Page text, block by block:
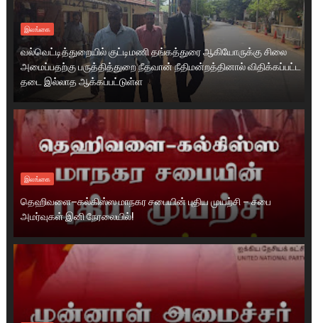
இலங்கை
வல்வெட்டித்துறையில் குட்டிமணி தங்கத்துரை ஆகியோருக்கு சிலை
அமைப்பதற்கு பருத்தித்துறை நீதவான் நீதிமன்றத்தினால் விதிக்கப்பட்ட
தடை இல்லாத ஆக்கப்பட்டுள்ள
இலங்கை
தெஹிவளை–கல்கிஸ்ஸ மாநகர சபையின் புதிய முயற்சி – சபை
அமர்வுகள் இனி நேரலையில்!